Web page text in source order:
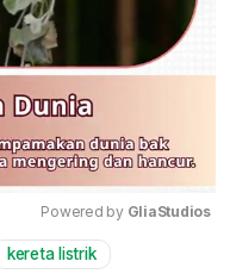
Powered by GliaStudios
kereta listrik